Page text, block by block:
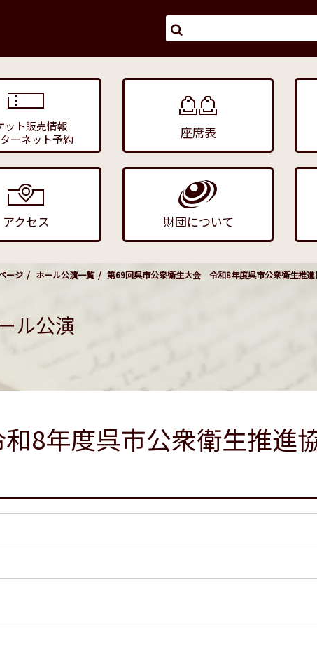
ット販売情報
ーネット予約
座席表
アクセス 財団について
ージ ホール公演一覧 第69回呉市公衆衛生大会 令和8年度呉市公衆衛生推
ル公演
8年度呉市公衆衛生推進